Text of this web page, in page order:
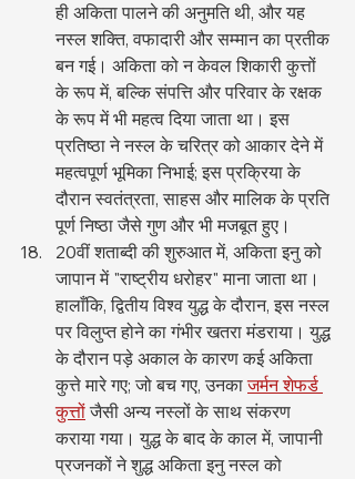
ही अकिता पालने की अनुमति थी, और यह
नस्ल शक्ति, वफादारी और सम्मान का प्रतीक
बन गई। अकिता को न केवल शिकारी कुत्तों
के रूप में, बल्कि संपत्ति और परिवार के रक्षक
के रूप में भी महत्व दिया जाता था। इस
प्रतिष्ठा ने नस्ल के चरित्र को आकार देने में
महत्वपूर्ण भूमिका निभाई; इस प्रक्रिया के
दौरान स्वतंत्रता, साहस और मालिक के प्रति
पूर्ण निष्ठा जैसे गुण और भी मजबूत हुए।
20वीं शताब्दी की शुरुआत में, अकिता इनु को
जापान में "राष्ट्रीय धरोहर" माना जाता था।
हालाँकि, द्वितीय विश्व युद्ध के दौरान, इस नस्ल
पर विलुप्त होने का गंभीर खतरा मंडराया। युद्ध
के दौरान पड़े अकाल के कारण कई अकिता
कुत्ते मारे गए; जो बच गए, उनका जर्मन शेफर्ड
कुत्तों जैसी अन्य नस्लों के साथ संकरण
कराया गया। युद्ध के बाद के काल में, जापानी
प्रजनकों ने शुद्ध अकिता इनु नस्ल को